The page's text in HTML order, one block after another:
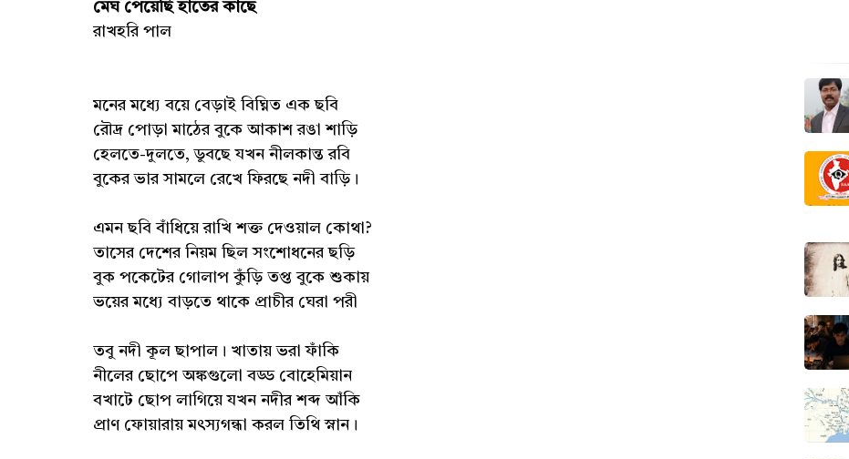
মেঘ পেয়েছি হাতের কাছে
রাখহরি পাল
মনের মধ্যে বয়ে বেড়াই বিঘ্নিত এক ছবি
রৌদ্র পোড়া মাঠের বুকে আকাশ রঙা শাড়ি
হেলতে-দুলতে, ডুবছে যখন নীলকান্ত রবি
বুকের ভার সামলে রেখে ফিরছে নদী বাড়ি।
এমন ছবি বাঁধিয়ে রাখি শক্ত দেওয়াল কোথা?
তাসের দেশের নিয়ম ছিল সংশোধনের ছড়ি
বুক পকেটের গোলাপ কুঁড়ি তপ্ত বুকে শুকায়
ভয়ের মধ্যে বাড়তে থাকে প্রাচীর ঘেরা পরী
তবু নদী কূল ছাপাল। খাতায় ভরা ফাঁকি
নীলের ছোপে অঙ্কগুলো বড্ড বোহেমিয়ান
বখাটে ছোপ লাগিয়ে যখন নদীর শব্দ আঁকি
প্রাণ ফোয়ারায় মৎস্যগন্ধা করল তিথি স্নান।